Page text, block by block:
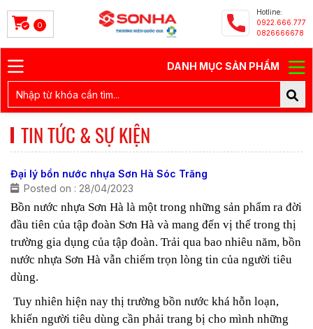
0
Hotline:
0922.666.777
0826666678
DANH MỤC SẢN PHẨM
TIN TỨC & SỰ KIỆN
Đại lý bồn nước nhựa Sơn Hà Sóc Trăng
Posted on : 28/04/2023
Bồn nước nhựa Sơn Hà là một trong những sản phẩm ra đời
đầu tiên của tập đoàn Sơn Hà và mang đến vị thế trong thị
trường gia dụng của tập đoàn. Trải qua bao nhiêu năm, bồn
nước nhựa Sơn Hà vẫn chiếm trọn lòng tin của người tiêu
dùng.
Tuy nhiên hiện nay thị trường bồn nước khá hỗn loạn,
khiến người tiêu dùng cần phải trang bị cho mình những